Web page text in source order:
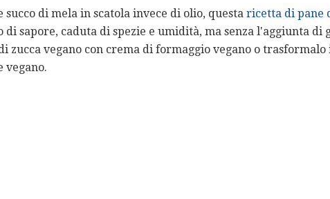
succo di mela in scatola invece di olio, questa ricetta di pane
di sapore, caduta di spezie e umidità, ma senza l'aggiunta di
zucca vegano con crema di formaggio vegano o trasformalo
vegano.